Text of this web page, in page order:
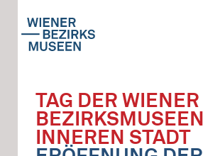
TAG DER WIENER
INNEREN STADT